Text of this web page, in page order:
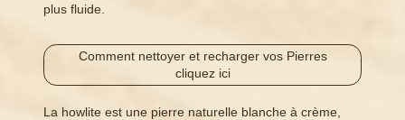
plus fluide.
Comment nettoyer et recharger vos Pierres
cliquez ici
La howlite est une pierre naturelle blanche à crème,